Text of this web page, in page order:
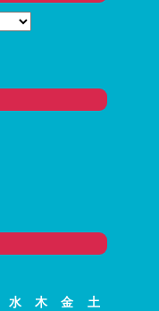
水 木 金
土